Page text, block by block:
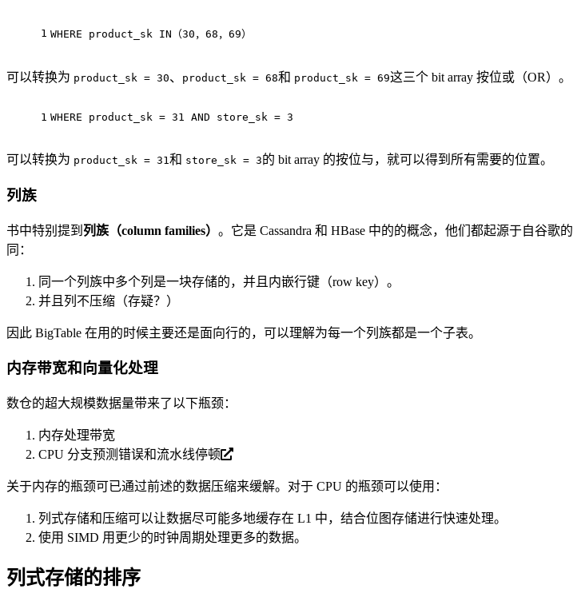
1 WHERE product_sk IN （30 ， 68 ， 69）
可以转换为 product_sk = 30、 product_sk = 68和 product_sk = 69这三个 bit array 按位或（OR）。
1 WHERE product_sk = 31 AND store_sk = 3
可以转换为 product_sk = 31和 store_sk = 3的 bit array 的按位与，就可以得到所有需要的位置。
列族
书中特别提到 列族（column families） 。它是 Cassandra 和 HBase 中的的概念，他们都起源于自谷歌的
同：
同一个列族中多个列是一块存储的，并且内嵌行键（row key）。
并且列不压缩（存疑？）
因此 BigTable 在用的时候主要还是面向行的，可以理解为每一个列族都是一个子表。
内存带宽和向量化处理
数仓的超大规模数据量带来了以下瓶颈：
内存处理带宽
CPU 分支预测错误和流水线停顿
关于内存的瓶颈可已通过前述的数据压缩来缓解。对于 CPU 的瓶颈可以使用：
列式存储和压缩可以让数据尽可能多地缓存在 L1 中，结合位图存储进行快速处理。
使用 SIMD 用更少的时钟周期处理更多的数据。
列式存储的排序